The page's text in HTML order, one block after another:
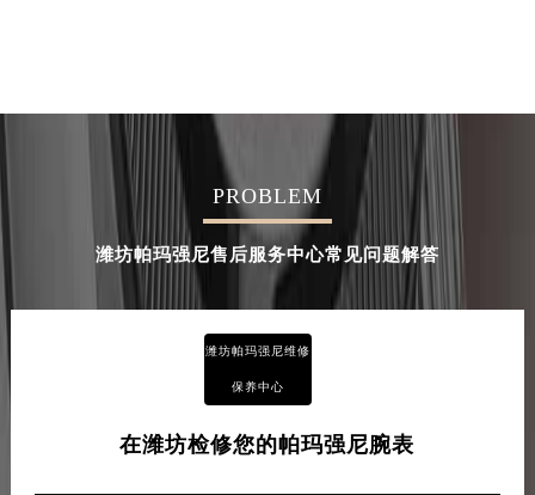
PROBLEM
潍坊帕玛强尼售后服务中心常见问题解答
潍坊帕玛强尼维修
保养中心
在潍坊检修您的帕玛强尼腕表